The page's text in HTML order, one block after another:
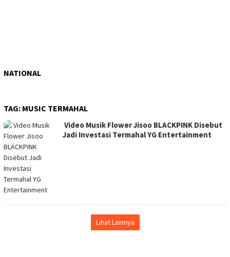
NATIONAL
TAG: MUSIC TERMAHAL
Video Musik Flower Jisoo BLACKPINK Disebut
Jadi Investasi Termahal YG Entertainment
Lihat Lainnya